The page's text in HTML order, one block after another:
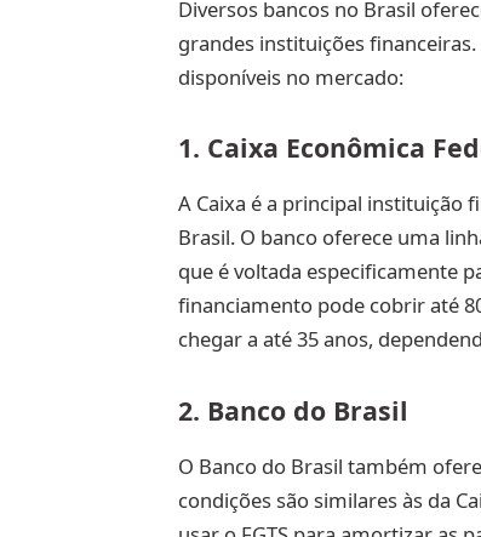
Diversos bancos no Brasil
grandes instituições
disponíveis no mercado:
1. Caixa Econômica
A Caixa é a principal instituição
Brasil. O banco oferece uma
que é voltada especificamente
financiamento pode cobrir até
chegar a até 35 anos,
2. Banco do Brasil
O Banco do Brasil também
condições são similares às da